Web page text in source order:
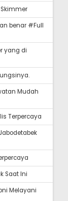
benar #Full
yang di
Mudah
Terpercaya
Saat Ini
Melayani